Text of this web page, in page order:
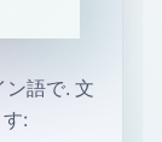
ン語で. 文
: